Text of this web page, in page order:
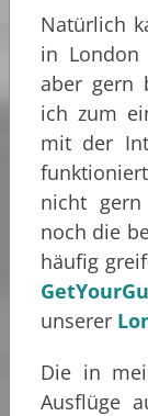
Natürlich
in London
aber gern
ich zum
mit der
nicht
noch die
häufig
unserer
Die in
Ausflüge